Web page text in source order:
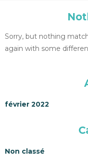
Sorry, but nothing
again with some
février 2022
Non classé